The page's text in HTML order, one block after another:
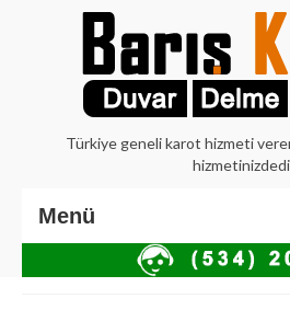
Türkiye geneli karot hizmeti
Menü
Anasayfa